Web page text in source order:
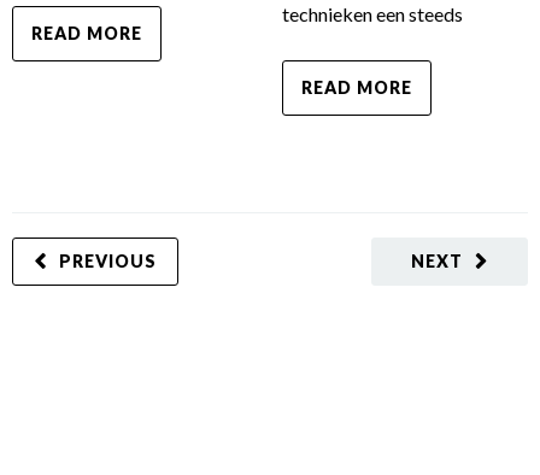
READ MORE
technieken een steeds
READ MORE
NEXT
PREVIOUS